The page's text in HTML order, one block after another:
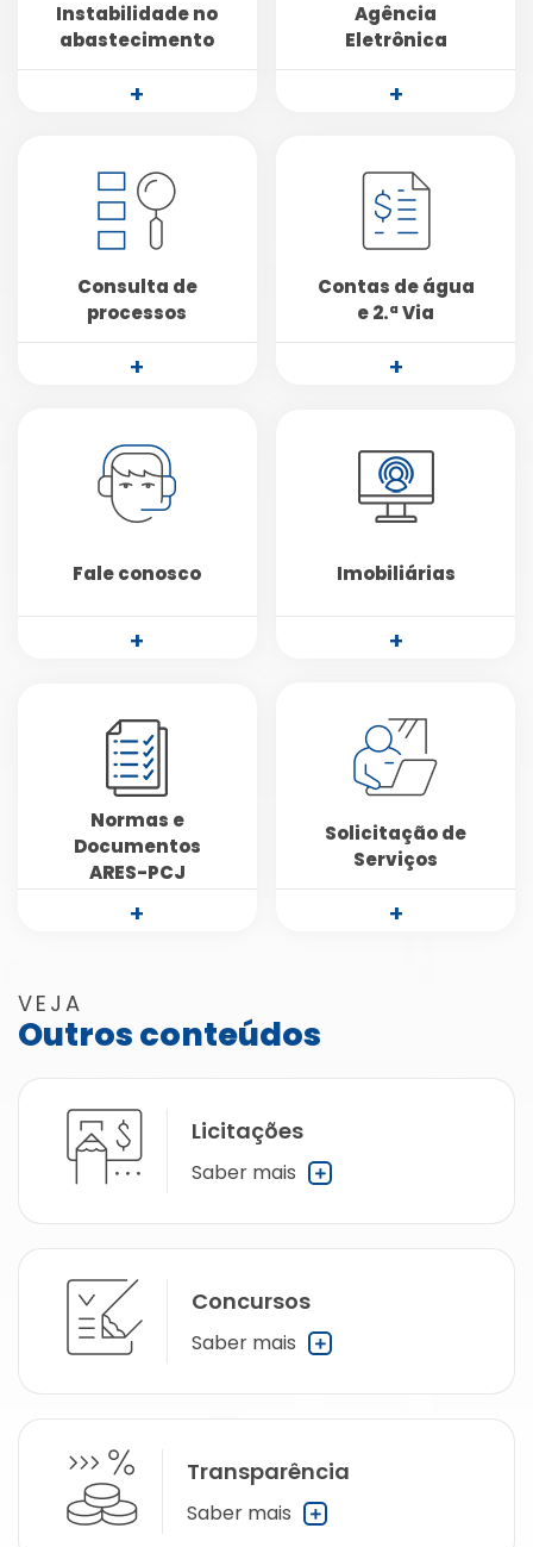
Instabilidade no
abastecimento
+
Agência
Eletrônica
+
Consulta de
processos
+
Contas de água
e 2.ª Via
+
Fale conosco
+
Imobiliárias
+
Normas e
Documentos
ARES-PCJ
+
Solicitação de
Serviços
+
VEJA
Outros conteúdos
Licitações
Saber mais
Concursos
Saber mais
Transparência
Saber mais